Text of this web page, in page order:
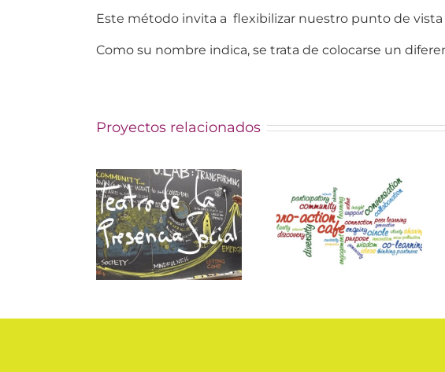
Este método invita a flexibilizar nuestro punto de
Como su nombre indica, se trata de colocarse un
Proyectos relacionados
pro action
café
sociopraxis
participativa